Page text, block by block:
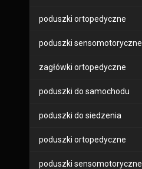
poduszki ortopedyczne
poduszki sensomotoryczne
zagłówki ortopedyczne
poduszki do samochodu
poduszki do siedzenia
poduszki ortopedyczne
poduszki sensomotoryczne